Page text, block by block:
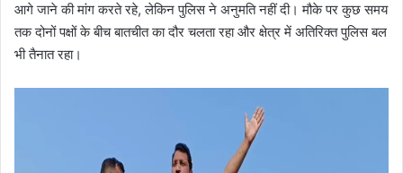
आगे जाने की मांग करते रहे, लेकिन पुलिस ने अनुमति नहीं दी। मौके पर कुछ समय
तक दोनों पक्षों के बीच बातचीत का दौर चलता रहा और क्षेत्र में अतिरिक्त पुलिस बल
भी तैनात रहा।